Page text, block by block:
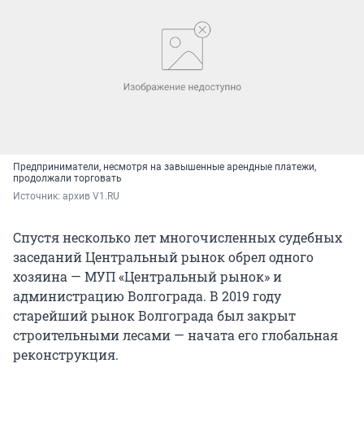
Предприниматели, несмотря на завышенные арендные платежи,
продолжали торговать
Источник: архив V1.RU
Спустя несколько лет многочисленных судебных
заседаний Центральный рынок обрел одного
хозяина — МУП «Центральный рынок» и
администрацию Волгограда. В 2019 году
старейший рынок Волгограда был закрыт
строительными лесами — начата его глобальная
реконструкция.